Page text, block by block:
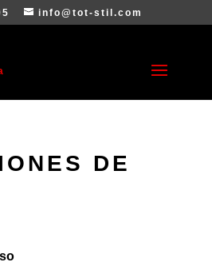
info@tot-stil.com
DE